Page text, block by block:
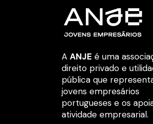
A ANJE é uma
direito privado e
pública que
jovens empresários
portugueses e os
atividade empresarial.